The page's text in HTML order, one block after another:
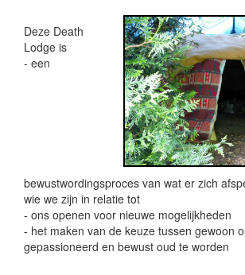
Deze Death
Lodge is
- een
bewustwordingsproces van wat er zich
wie we zijn in relatie tot
- ons openen voor nieuwe mogelijkheden
- het maken van de keuze tussen gewoon
gepassioneerd en bewust oud te worden